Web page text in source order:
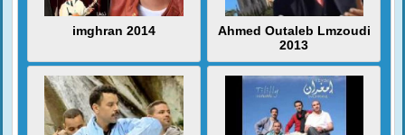
imghran 2014
Ahmed Outaleb Lmzoudi
2013